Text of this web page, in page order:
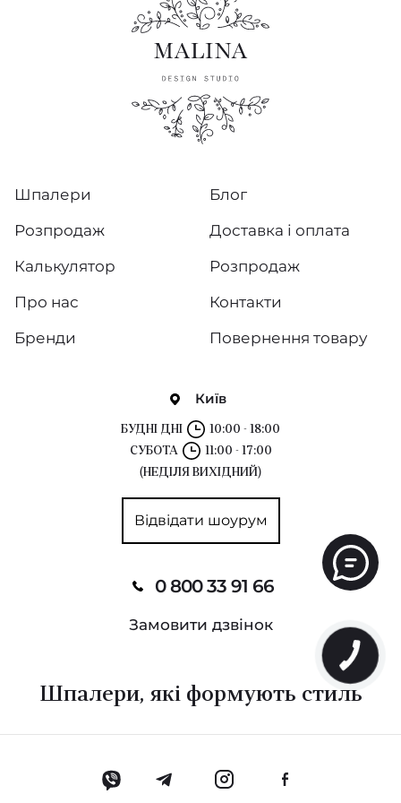
Київ
БУДНІ ДНІ
10:00 - 18:00
СУБОТА
11:00 - 17:00
(НЕДІЛЯ ВИХІДНИЙ)
Відвідати шоурум
0 800 33 91 66
Замовити дзвінок
Шпалери
Розпродаж
Калькулятор
Про нас
Бренди
Блог
Доставка і оплата
Розпродаж
Контакти
Повернення товару
Шпалери, які формують стиль